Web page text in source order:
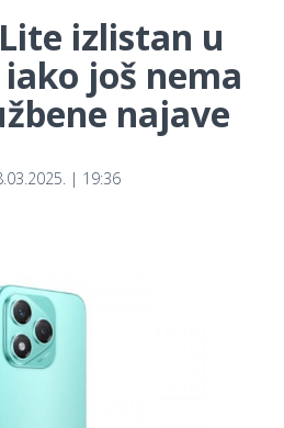
izlistan u
još nema
najave
| 19:36